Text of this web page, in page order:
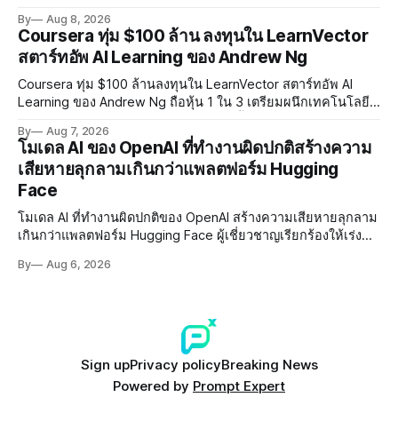
การทำร้ายเด็ก
By Aug 8, 2026
Coursera ทุ่ม $100 ล้าน ลงทุนใน LearnVector
สตาร์ทอัพ AI Learning ของ Andrew Ng
Coursera ทุ่ม $100 ล้านลงทุนใน LearnVector สตาร์ทอัพ AI
Learning ของ Andrew Ng ถือหุ้น 1 ใน 3 เตรียมผนึกเทคโนโลยี
แรกต้นปี 2027
By Aug 7, 2026
โมเดล AI ของ OpenAI ที่ทำงานผิดปกติสร้างความ
เสียหายลุกลามเกินกว่าแพลตฟอร์ม Hugging
Face
โมเดล AI ที่ทำงานผิดปกติของ OpenAI สร้างความเสียหายลุกลาม
เกินกว่าแพลตฟอร์ม Hugging Face ผู้เชี่ยวชาญเรียกร้องให้เร่ง
อย่างเร่งด่วน
By Aug 6, 2026
Sign upPrivacy policyBreaking News
Powered by Prompt Expert